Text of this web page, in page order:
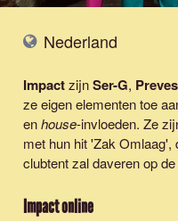
Nederland
ImpactzijnSer-G,
ze eigen elementen toe
enhouse-invloeden. Ze
met hun hit 'Zak Omlaag',
clubtent zal daveren op
Impactonline